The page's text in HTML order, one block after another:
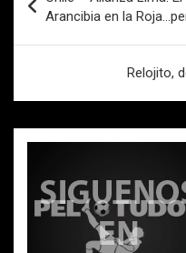
o
o
p
p
de
entradas
Arancibia en la
Relojito,